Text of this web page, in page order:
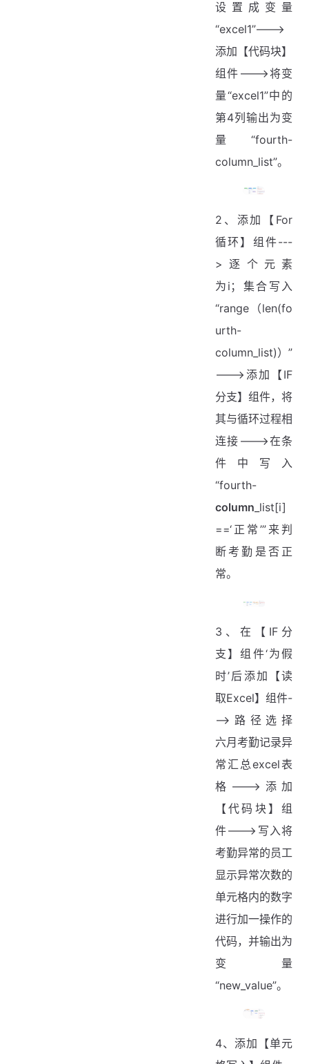
设置成变量
“excel1”--->
添加【代码块】
组件--->将变
量“excel1”中的
第4列输出为变
量“fourth-
column_list”。
2、添加【For
循环】组件---
>逐个元素
为i；集合写入
“range（len(fo
urth-
column_list)）”
--->添加【IF
分支】组件，将
其与循环过程相
连接--->在条
件中写入
“fourth-
column _list[i]
==‘正常’”来判
断考勤是否正
常。
3、在【IF分
支】组件‘为假
时’后添加【读
取Excel】组件-
-->路径选择
六月考勤记录异
常汇总excel表
格--->添加
【代码块】组
件--->写入将
考勤异常的员工
显示异常次数的
单元格内的数字
进行加一操作的
代码，并输出为
变量
“new_value”。
4、添加【单元